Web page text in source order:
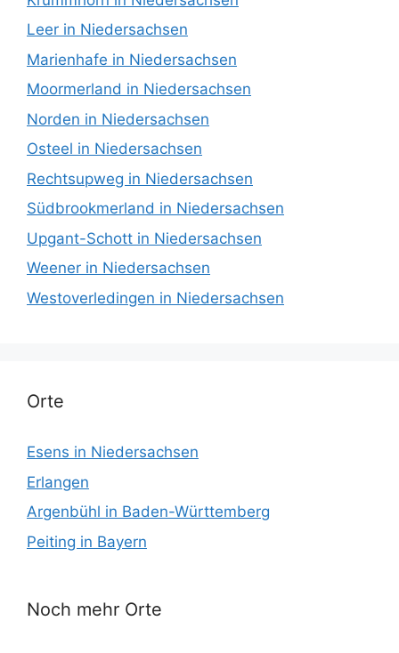
Leer in Niedersachsen
Marienhafe in Niedersachsen
Moormerland in Niedersachsen
Norden in Niedersachsen
Osteel in Niedersachsen
Rechtsupweg in Niedersachsen
Südbrookmerland in Niedersachsen
Upgant-Schott in Niedersachsen
Weener in Niedersachsen
Westoverledingen in Niedersachsen
Orte
Esens in Niedersachsen
Erlangen
Argenbühl in Baden-Württemberg
Peiting in Bayern
Noch mehr Orte